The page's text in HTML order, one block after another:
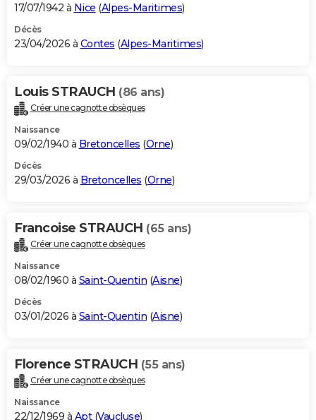
GUIDES D'ACHAT
BONS PLANS
Carte de Noël
Carte Bonne année
Carte Saint-Valentin
Carte Pâques
Carte d'anniversaire
DICTIONNAIRE
Dictionnaire
Biographies
Citations
Expressions
Proverbes
PROGRAMME TV
S'inscrire
Se connecter
Lycées
Collèges
Primaires
Universités
Entreprises
Service militaire
Avis de recherche
AVIS DE DÉCÈS
Bricolage
Lifestyle
Culture
Sport
Auto
Television
Voyage
Cinema
17/07/1942 à Nice (Alpes-Maritimes)
Décès
23/04/2026 à Contes (Alpes-Maritimes)
Louis STRAUCH (86 ans)
Créer une cagnotte obsèques
Naissance
09/02/1940 à Bretoncelles (Orne)
Décès
29/03/2026 à Bretoncelles (Orne)
Francoise STRAUCH (65 ans)
Créer une cagnotte obsèques
Naissance
08/02/1960 à Saint-Quentin (Aisne)
Décès
03/01/2026 à Saint-Quentin (Aisne)
Florence STRAUCH (55 ans)
Créer une cagnotte obsèques
Naissance
22/12/1969 à Apt(Vaucluse)